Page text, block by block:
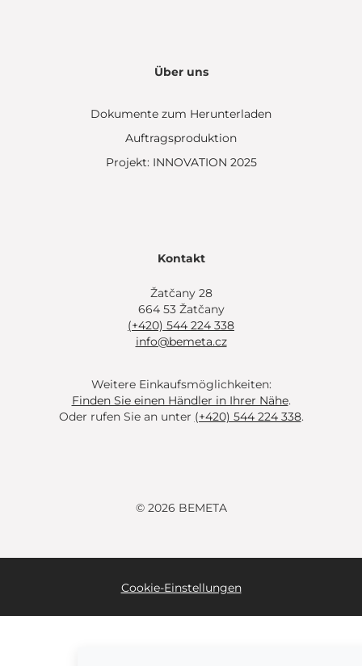
Über uns
Dokumente zum Herunterladen
Auftragsproduktion
Projekt: INNOVATION 2025
Kontakt
Žatčany 28
664 53 Žatčany
(+420) 544 224 338
info@bemeta.cz
Weitere Einkaufsmöglichkeiten:
Finden Sie einen Händler in Ihrer Nähe.
Oder rufen Sie an unter (+420) 544 224 338.
© 2026 BEMETA
Cookie-Einstellungen